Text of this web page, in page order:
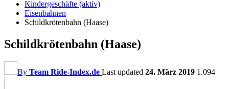
Kindergeschäfte (aktiv)
Eisenbahnen
Schildkrötenbahn (Haase)
Schildkrötenbahn (Haase)
By Team Ride-Index.de Last updated 24. März 2019 1.094